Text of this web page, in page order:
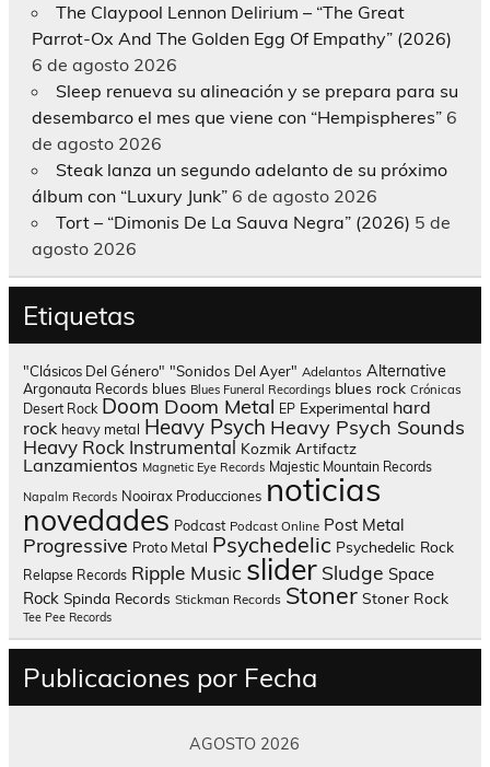
The Claypool Lennon Delirium – “The Great
Parrot-Ox And The Golden Egg Of Empathy” (2026)
6 de agosto 2026
Sleep renueva su alineación y se prepara para su
desembarco el mes que viene con “Hempispheres” 6
de agosto 2026
Steak lanza un segundo adelanto de su próximo
álbum con “Luxury Junk” 6 de agosto 2026
Tort – “Dimonis De La Sauva Negra” (2026) 5 de
agosto 2026
Etiquetas
"Clásicos Del Género" "Sonidos Del Ayer" Adelantos Alternative
Argonauta Records blues Blues Funeral Recordings blues rock Crónicas
Desert Rock Doom Doom Metal EP Experimental hard
rock heavy metal Heavy Psych Heavy Psych Sounds
Heavy Rock Instrumental Kozmik Artifactz
Lanzamientos Magnetic Eye Records Majestic Mountain Records
Napalm Records Nooirax Producciones noticias
novedades Podcast Podcast Online Post Metal
Progressive Proto Metal Psychedelic Psychedelic Rock
Relapse Records Ripple Music slider Sludge Space
Rock Spinda Records Stickman Records Stoner Stoner Rock
Tee Pee Records
Publicaciones por Fecha
AGOSTO 2026